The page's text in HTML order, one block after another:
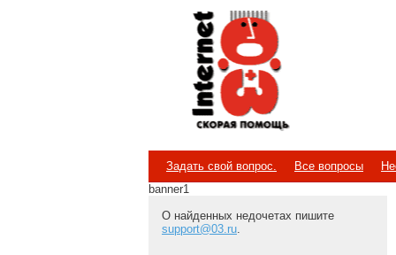
Internet
Скорая помощь
Задать свой вопрос. Все вопросы
banner1
О найденных недочетах пишите
support@03.ru.